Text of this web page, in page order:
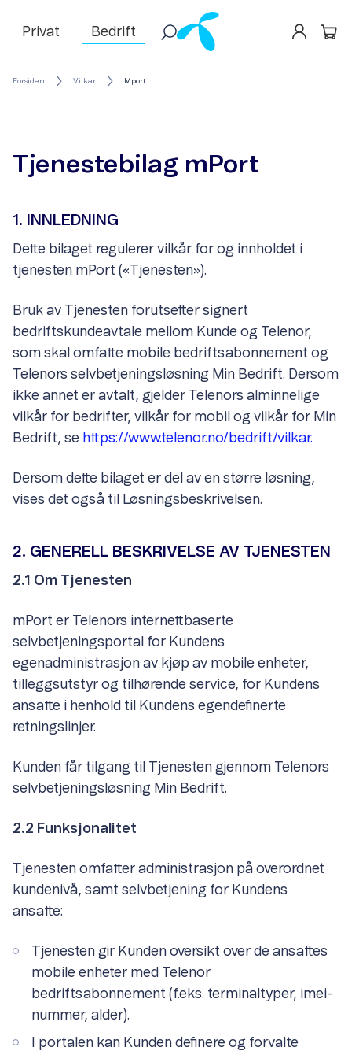
Privat Bedrift
Forsiden Vilkar Mport
Tjenestebilag mPort
1. INNLEDNING
Dette bilaget regulerer vilkår for og innholdet i
tjenesten mPort («Tjenesten»).
Bruk av Tjenesten forutsetter signert
bedriftskundeavtale mellom Kunde og Telenor,
som skal omfatte mobile bedriftsabonnement og
Telenors selvbetjeningsløsning Min Bedrift. Dersom
ikke annet er avtalt, gjelder Telenors alminnelige
vilkår for bedrifter, vilkår for mobil og vilkår for Min
Bedrift, se https://www.telenor.no/bedrift/vilkar.
Dersom dette bilaget er del av en større løsning,
vises det også til Løsningsbeskrivelsen.
2. GENERELL BESKRIVELSE AV TJENESTEN
2.1 Om Tjenesten
mPort er Telenors internettbaserte
selvbetjeningsportal for Kundens
egenadministrasjon av kjøp av mobile enheter,
tilleggsutstyr og tilhørende service, for Kundens
ansatte i henhold til Kundens egendefinerte
retningslinjer.
Kunden får tilgang til Tjenesten gjennom Telenors
selvbetjeningsløsning Min Bedrift.
2.2 Funksjonalitet
Tjenesten omfatter administrasjon på overordnet
kundenivå, samt selvbetjening for Kundens
ansatte:
Tjenesten gir Kunden oversikt over de ansattes
mobile enheter med Telenor
bedriftsabonnement (f.eks. terminaltyper, imei-
nummer, alder).
I portalen kan Kunden definere og forvalte